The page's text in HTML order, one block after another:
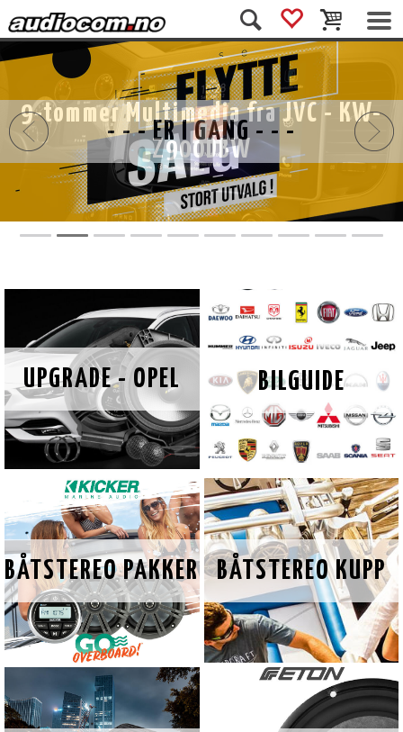
9-tommer Multimedia fra JVC - KW-
Z900DBW
UPGRADE - OPEL BILGUIDE
BÅTSTEREO PAKKER BÅTSTEREO KUPP